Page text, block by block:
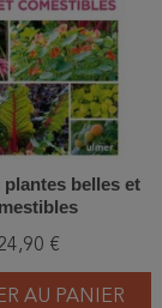
plantes belles et
€
AU PANIER